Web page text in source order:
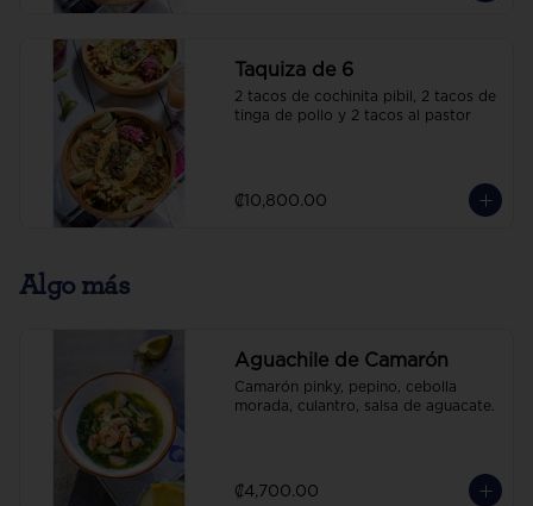
Taquiza de 6
2 tacos de cochinita pibil, 2 tacos de
tinga de pollo y 2 tacos al pastor
₡10,800.00
Algo más
Aguachile de Camarón
Camarón pinky, pepino, cebolla
morada, culantro, salsa de aguacate.
₡4,700.00